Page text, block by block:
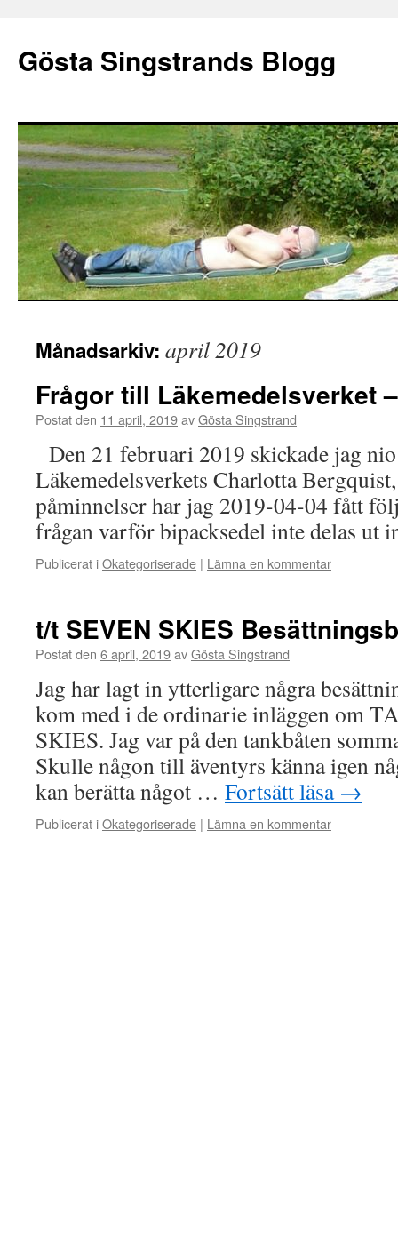
Gösta Singstrands Blogg
till
innehåll
Månadsarkiv: april 2019
Frågor till Läkemedelsverket
Postat den 11 april, 2019avGösta Singstrand
Den 21 februari 2019 skickade jag
Läkemedelsverkets Charlotta
påminnelser har jag 2019-04-04 fått
frågan varför bipacksedel inte delas ut
Publicerat iOkategoriserade | Lämna en kommentar
t/t SEVEN SKIES
Postat den 6 april, 2019avGösta Singstrand
Jag har lagt in ytterligare några
kom med i de ordinarie inläggen om
SKIES. Jag var på den tankbåten
Skulle någon till äventyrs känna igen
kan berätta något … Fortsätt läsa →
Publicerat iOkategoriserade | Lämna en kommentar